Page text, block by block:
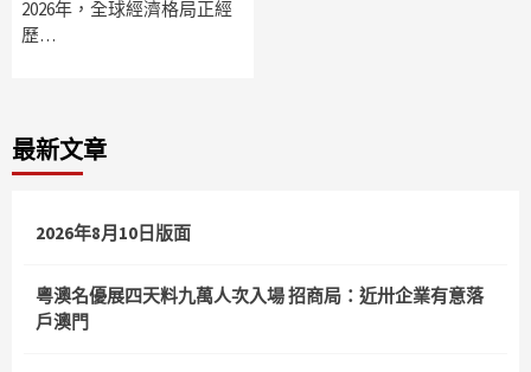
2026年，全球經濟格局正經
歷…
最新文章
2026年8月10日版面
粵澳名優展四天料九萬人次入場 招商局：近卅企業有意落
戶澳門